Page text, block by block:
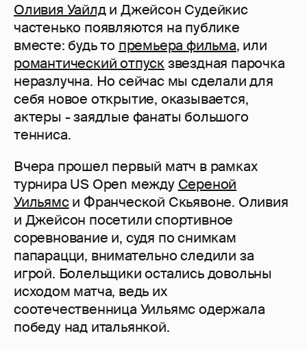
Оливия Уайлди Джейсон Судейкис
частенько появляются на публике
вместе: будь то премьера фильма, или
романтический отпускзвездная парочка
неразлучна. Но сейчас мы сделали для
себя новое открытие, оказывается,
актеры - заядлые фанаты большого
тенниса.
Вчера прошел первый матч в рамках
турнира US Open между Сереной
Уильямси Франческой Скьявоне. Оливия
и Джейсон посетили спортивное
соревнование и, судя по снимкам
папарацци, внимательно следили за
игрой. Болельщики остались довольны
исходом матча, ведь их
соотечественница Уильямс одержала
победу над итальянкой.